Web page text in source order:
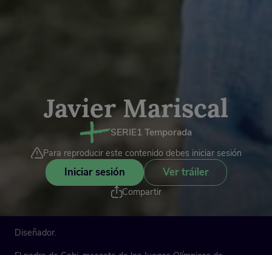
Javier Mariscal
SERIE1 Temporada
Para reproducir este contenido debes iniciar sesión
Iniciar sesión Ver tráiler
Compartir
Diseñador.